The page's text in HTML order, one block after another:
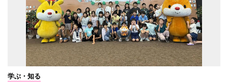
学ぶ・知る